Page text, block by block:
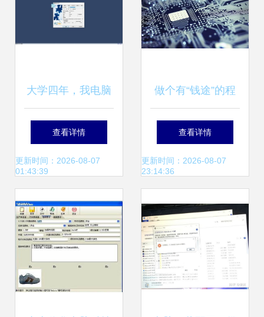
大学四年，我电脑
上的软件开发“神
器”全盘点
查看详情
更新时间：2026-08-07
01:43:39
做个有“钱途”的程
序猿 美国计算机专
业哪家强？
查看详情
更新时间：2026-08-07
23:14:36